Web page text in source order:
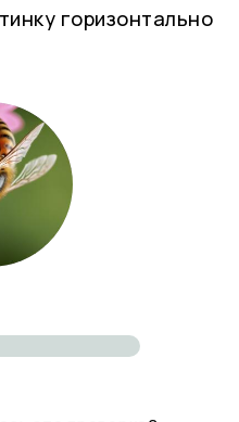
горизонтально